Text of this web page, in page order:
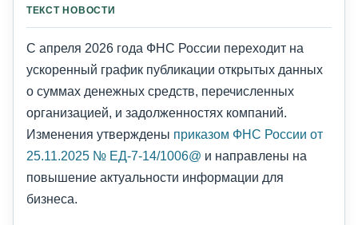
ТЕКСТ НОВОСТИ
С апреля 2026 года ФНС России переходит на
ускоренный график публикации открытых данных
о суммах денежных средств, перечисленных
организацией, и задолженностях компаний.
Изменения утверждены приказом ФНС России от
25.11.2025 № ЕД-7-14/1006@ и направлены на
повышение актуальности информации для
бизнеса.